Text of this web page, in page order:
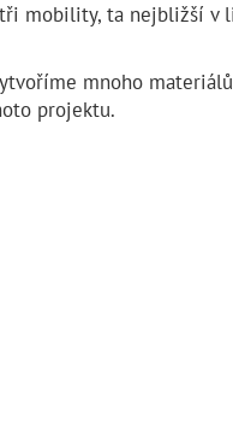
mobility, ta nejbližší v
mnoho
projektu.